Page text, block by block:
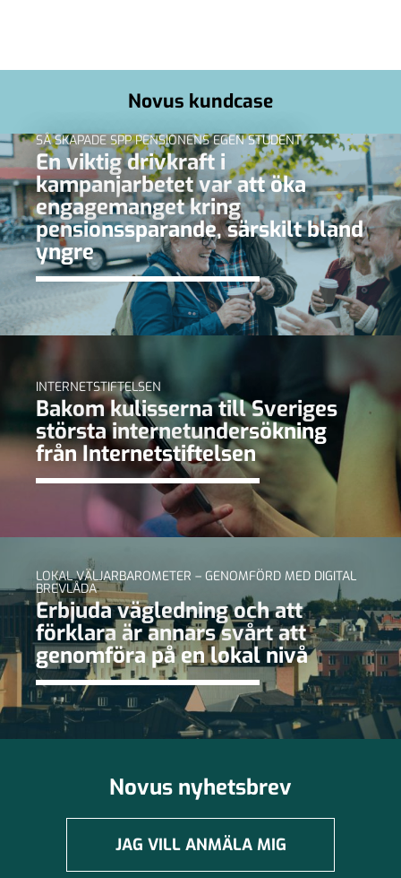
Novus kundcase
SÅ SKAPADE SPP PENSIONENS EGEN STUDENT
En viktig drivkraft i
kampanjarbetet var att öka
engagemanget kring
pensionssparande, särskilt bland
yngre
INTERNETSTIFTELSEN
Bakom kulisserna till Sveriges
största internetundersökning
från Internetstiftelsen
LOKAL VÄLJARBAROMETER – GENOMFÖRD MED DIGITAL
BREVLÅDA
Erbjuda vägledning och att
förklara är annars svårt att
genomföra på en lokal nivå
Novus nyhetsbrev
JAG VILL ANMÄLA MIG